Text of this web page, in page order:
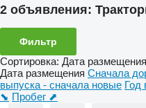
2 объявления:
Фильтр
Сортировка: Дата размещения
Дата размещения Сначала
выпуска - сначала новые Год
⬊ Пробег ⬈